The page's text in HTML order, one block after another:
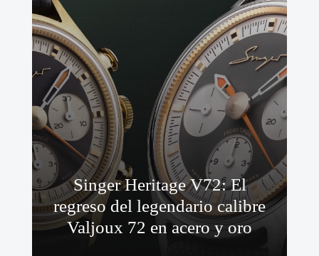
Singer Heritage V72: El
regreso del legendario calibre
Valjoux 72 en acero y oro